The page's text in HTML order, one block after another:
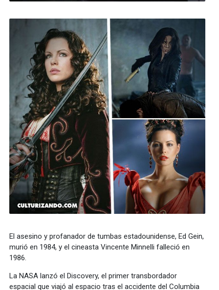
El asesino y profanador de tumbas estadounidense, Ed Gein,
murió en 1984, y el cineasta Vincente Minnelli falleció en
1986.
La NASA lanzó el Discovery, el primer transbordador
espacial que viajó al espacio tras el accidente del Columbia